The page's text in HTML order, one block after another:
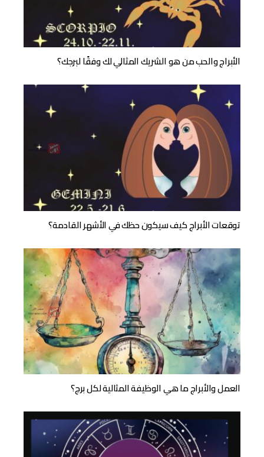
الأبراج والحب من هو الشريك المثالي لك وفقًا لبرجك؟
توقعات الأبراج كيف سيكون حظك في الأشهر القادمة؟
العمل والأبراج ما هي الوظيفة المثالية لكل برج؟